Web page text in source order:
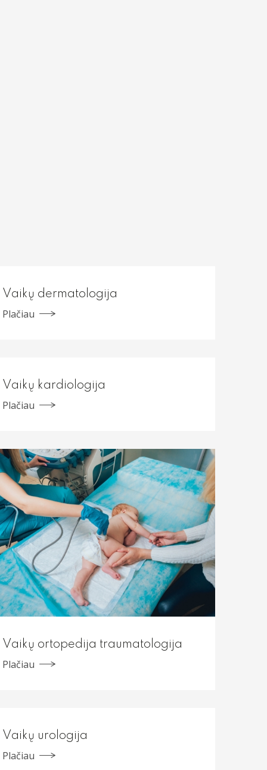
Vaikų dermatologija
Plačiau
Vaikų kardiologija
Plačiau
Vaikų ortopedija traumatologija
Plačiau
Vaikų urologija
Plačiau